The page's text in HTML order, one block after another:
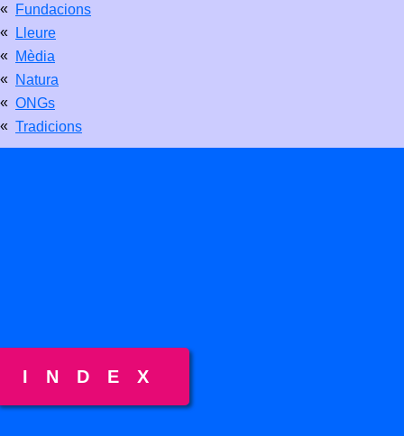
« Fundacions
«
Lleure
« Mèdia
« Natura
« ONGs
« Tradicions
INDEX